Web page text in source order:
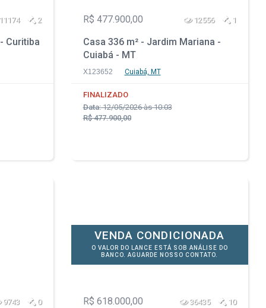
2
Curitiba
R$ 477.900,00 12556 1
Casa 336 m² - Jardim Mariana -
Cuiabá - MT
X123652 Cuiabá, MT
FINALIZADO
Data:12/05/2026 às 10:03
R$ 477.900,00
9743 0
VENDA CONDICIONADA
O VALOR DO LANCE ESTÁ SOB ANÁLISE DO
BANCO. AGUARDE NOSSO CONTATO.
R$ 618.000,00 36435 10